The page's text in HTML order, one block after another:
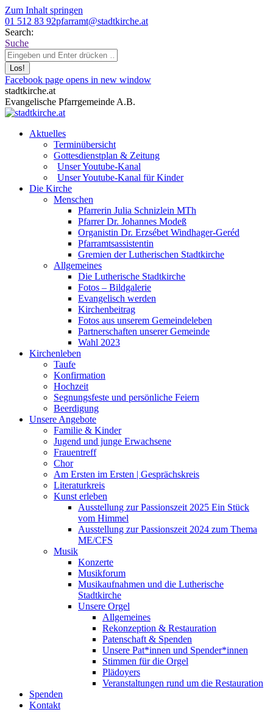
Zum Inhalt springen
01 512 83 92pfarramt@stadtkirche.at
Search:
Suche
Facebook page opens in new window
stadtkirche.at
Evangelische Pfarrgemeinde A.B.
Aktuelles
Terminübersicht
Gottesdienstplan & Zeitung
Unser Youtube-Kanal
Unser Youtube-Kanal für Kinder
Die Kirche
Menschen
Pfarrerin Julia Schnizlein MTh
Pfarrer Dr. Johannes Modeß
Organistin Dr. Erzsébet Windhager-Geréd
Pfarramtsassistentin
Gremien der Lutherischen Stadtkirche
Allgemeines
Die Lutherische Stadtkirche
Fotos – Bildgalerie
Evangelisch werden
Kirchenbeitrag
Fotos aus unserem Gemeindeleben
Partnerschaften unserer Gemeinde
Wahl 2023
Kirchenleben
Taufe
Konfirmation
Hochzeit
Segnungsfeste und persönliche Feiern
Beerdigung
Unsere Angebote
Familie & Kinder
Jugend und junge Erwachsene
Frauentreff
Chor
Am Ersten im Ersten | Gesprächskreis
Literaturkreis
Kunst erleben
Ausstellung zur Passionszeit 2025 Ein Stück
vom Himmel
Ausstellung zur Passionszeit 2024 zum Thema
ME/CFS
Musik
Konzerte
Musikforum
Musikaufnahmen und die Lutherische
Stadtkirche
Unsere Orgel
Allgemeines
Rekonzeption & Restauration
Patenschaft & Spenden
Unsere Pat*innen und Spender*innen
Stimmen für die Orgel
Plädoyers
Veranstaltungen rund um die Restauration
Spenden
Kontakt